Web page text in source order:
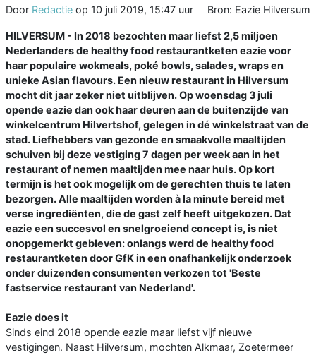
Door Redactie op 10 juli 2019, 15:47 uur Bron: Eazie Hilversum
HILVERSUM - In 2018 bezochten maar liefst 2,5 miljoen
Nederlanders de healthy food restaurantketen eazie voor
haar populaire wokmeals, poké bowls, salades, wraps en
unieke Asian flavours. Een nieuw restaurant in Hilversum
mocht dit jaar zeker niet uitblijven. Op woensdag 3 juli
opende eazie dan ook haar deuren aan de buitenzijde van
winkelcentrum Hilvertshof, gelegen in dé winkelstraat van de
stad. Liefhebbers van gezonde en smaakvolle maaltijden
schuiven bij deze vestiging 7 dagen per week aan in het
restaurant of nemen maaltijden mee naar huis. Op kort
termijn is het ook mogelijk om de gerechten thuis te laten
bezorgen. Alle maaltijden worden à la minute bereid met
verse ingrediënten, die de gast zelf heeft uitgekozen. Dat
eazie een succesvol en snelgroeiend concept is, is niet
onopgemerkt gebleven: onlangs werd de healthy food
restaurantketen door GfK in een onafhankelijk onderzoek
onder duizenden consumenten verkozen tot 'Beste
fastservice restaurant van Nederland'.
Eazie does it
Sinds eind 2018 opende eazie maar liefst vijf nieuwe
vestigingen. Naast Hilversum, mochten Alkmaar, Zoetermeer